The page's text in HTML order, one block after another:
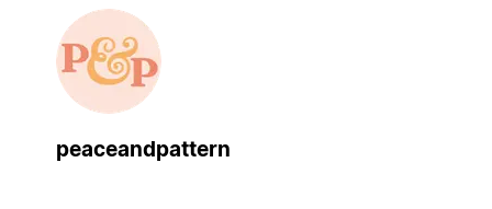
peaceandpattern